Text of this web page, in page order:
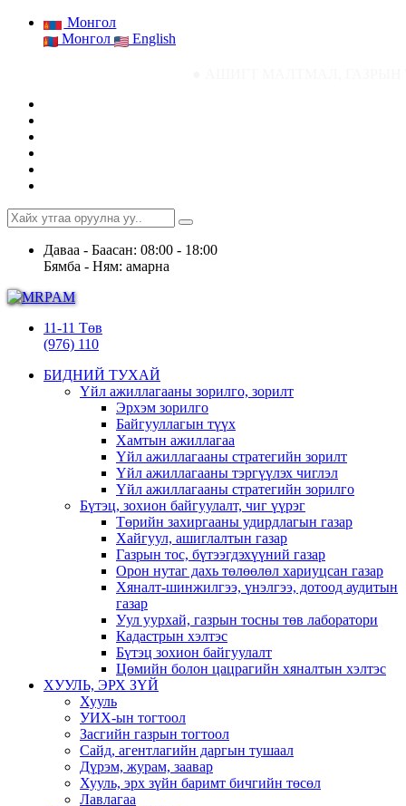
Монгол
Монгол
English
Даваа - Баасан: 08:00 - 18:00
Бямба - Ням: амарна
11-11 Төв
(976) 110
БИДНИЙ ТУХАЙ
Үйл ажиллагааны зорилго, зорилт
Эрхэм зорилго
Байгууллагын түүх
Хамтын ажиллагаа
Үйл ажиллагааны стратегийн зорилт
Үйл ажиллагааны тэргүүлэх чиглэл
Үйл ажиллагааны стратегийн зорилго
Бүтэц, зохион байгуулалт, чиг үүрэг
Төрийн захиргааны удирдлагын газар
Хайгуул, ашиглалтын газар
Газрын тос, бүтээгдэхүүний газар
Орон нутаг дахь төлөөлөл хариуцсан газар
Хяналт-шинжилгээ, үнэлгээ, дотоод аудитын
газар
Уул уурхай, газрын тосны төв лаборатори
Кадастрын хэлтэс
Бүтэц зохион байгуулалт
Цөмийн болон цацрагийн хяналтын хэлтэс
ХУУЛЬ, ЭРХ ЗҮЙ
Хууль
УИХ-ын тогтоол
Засгийн газрын тогтоол
Сайд, агентлагийн даргын тушаал
Дүрэм, журам, заавар
Хууль, эрх зүйн баримт бичгийн төсөл
Лавлагаа